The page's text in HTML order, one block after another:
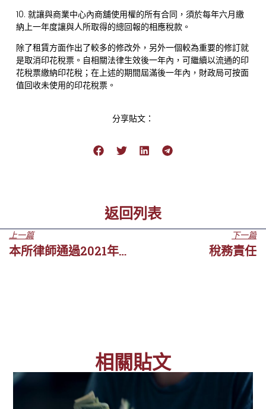
10. 就讓與商業中心內商舖使用權的所有合同，須於每年六月繳
納上一年度讓與人所取得的總回報的相應稅款。
除了租賃方面作出了較多的修改外，另外一個較為重要的修訂就
是取消印花稅票。自相關法律生效後一年內，可繼續以流通的印
花稅票繳納印花稅；在上述的期間屆滿後一年內，財政局可按面
值回收未使用的印花稅票。
分享貼文：
返回列表
上一篇
本所律師通過2021年粵港澳大灣區律師執業考試
下一篇
稅務責任
相關貼文